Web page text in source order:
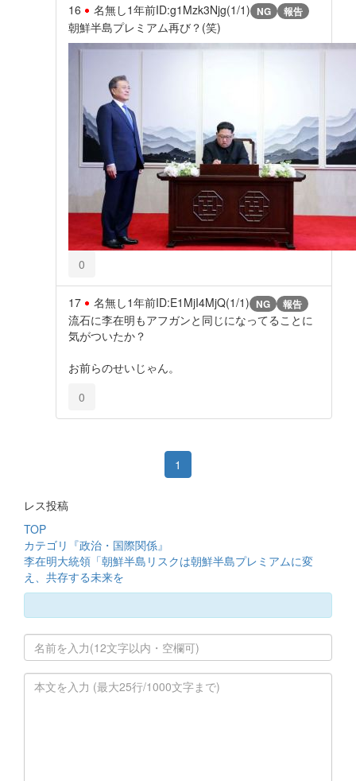
16 名無し1年前ID:g1Mzk3Njg(1/1) NG 報告
朝鮮半島プレミアム再び？(笑)
0
17 名無し1年前ID:E1MjI4MjQ(1/1) NG 報告
流石に李在明もアフガンと同じになってることに
気がついたか？
お前らのせいじゃん。
0
1
レス投稿
TOP
カテゴリ『政治・国際関係』
李在明大統領「朝鮮半島リスクは朝鮮半島プレミアムに変
え、共存する未来を